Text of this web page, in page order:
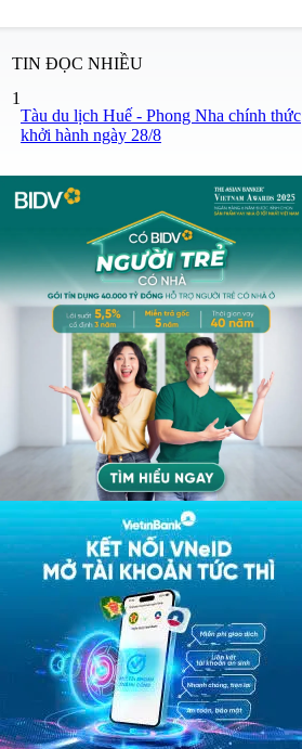
TIN ĐỌC NHIỀU
1
Tàu du lịch Huế - Phong Nha chính thức
khởi hành ngày 28/8